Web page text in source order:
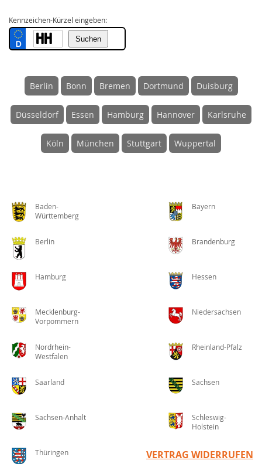
Kennzeichen-Kürzel eingeben:
Berlin Bonn Bremen Dortmund Duisburg
Düsseldorf Essen Hamburg Hannover Karlsruhe
Köln München Stuttgart Wuppertal
Baden-
Württemberg
Bayern
Berlin Brandenburg
Hamburg Hessen
Mecklenburg-
Vorpommern
Niedersachsen
Nordrhein-
Westfalen
Rheinland-Pfalz
Saarland Sachsen
Sachsen-Anhalt
Schleswig-
Holstein
Thüringen VERTRAG WIDERRUFEN